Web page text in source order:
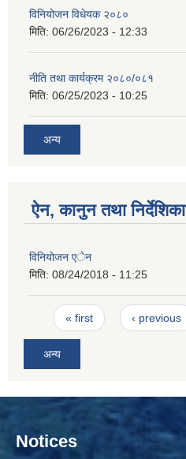
विनियोजन विधेयक २०८०
मिति: 06/26/2023 - 12:33
नीति तथा कार्यक्रम २०८०/०८१
मिति: 06/25/2023 - 10:25
अन्य
ऐन, कानुन तथा निर्देशिका
विनियाेजन एेन
मिति: 08/24/2018 - 11:25
Pages
« first ‹ previous
अन्य
Notices